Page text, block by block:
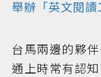
舉辦「英文閱讀
台馬兩邊的夥
通上時常有認